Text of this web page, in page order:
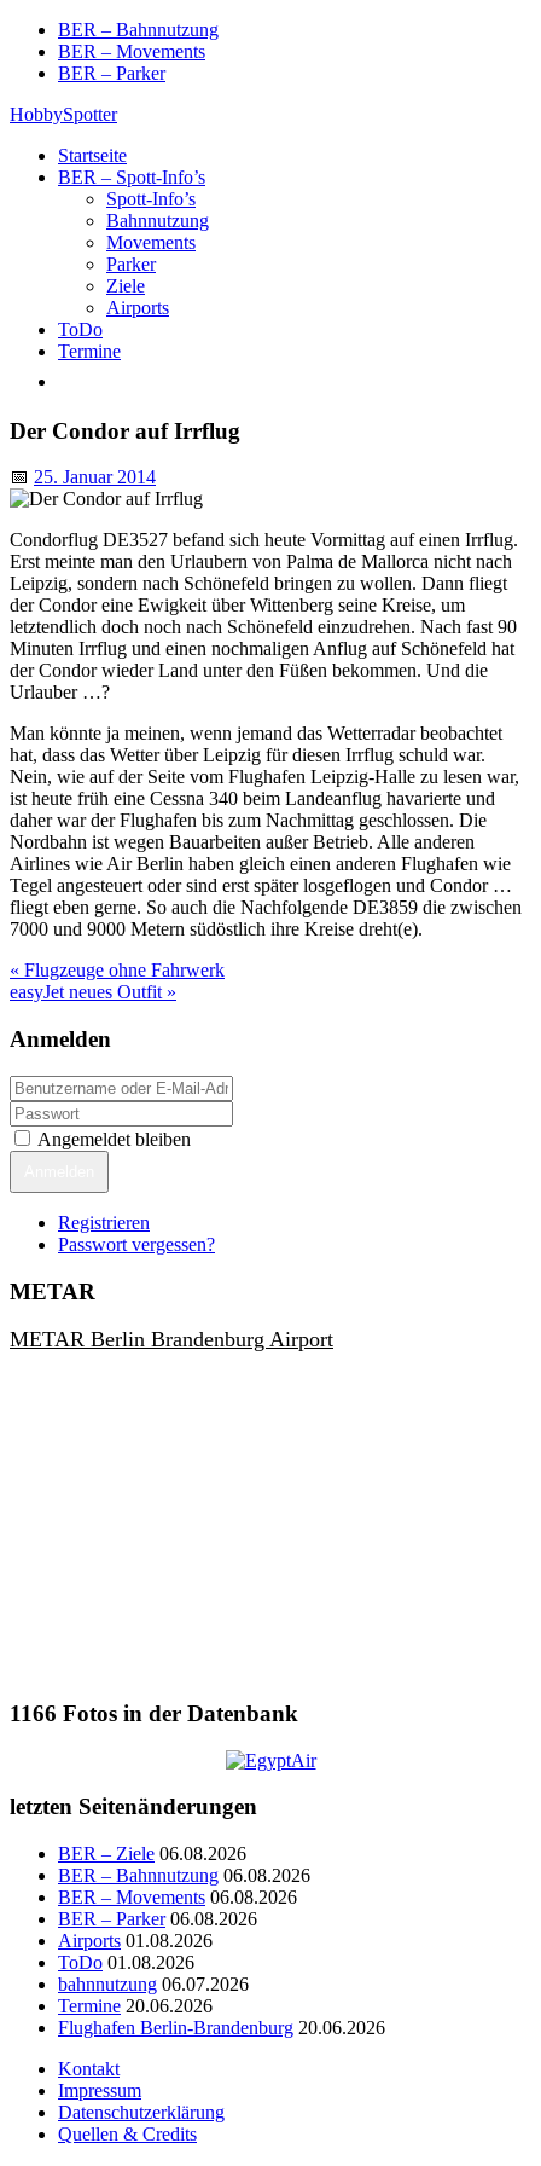
Skip
content
BER – Bahnnutzung
BER – Movements
BER – Parker
HobbySpotter
Startseite
BER – Spott-Info’s
Spott-Info’s
Bahnnutzung
Movements
Parker
Ziele
Airports
ToDo
Termine
Der Condor auf Irrflug
📅 25. Januar 2014
Condorflug DE3527 befand sich heute Vormittag auf einen Irrflug.
Erst meinte man den Urlaubern von Palma de Mallorca nicht nach
Leipzig, sondern nach Schönefeld bringen zu wollen. Dann fliegt
der Condor eine Ewigkeit über Wittenberg seine Kreise, um
letztendlich doch noch nach Schönefeld einzudrehen. Nach fast 90
Minuten Irrflug und einen nochmaligen Anflug auf Schönefeld hat
der Condor wieder Land unter den Füßen bekommen. Und die
Urlauber …?
Man könnte ja meinen, wenn jemand das Wetterradar beobachtet
hat, dass das Wetter über Leipzig für diesen Irrflug schuld war.
Nein, wie auf der Seite vom Flughafen Leipzig-Halle zu lesen war,
ist heute früh eine Cessna 340 beim Landeanflug havarierte und
daher war der Flughafen bis zum Nachmittag geschlossen. Die
Nordbahn ist wegen Bauarbeiten außer Betrieb. Alle anderen
Airlines wie Air Berlin haben gleich einen anderen Flughafen wie
Tegel angesteuert oder sind erst später losgeflogen und Condor …
fliegt eben gerne. So auch die Nachfolgende DE3859 die zwischen
7000 und 9000 Metern südöstlich ihre Kreise dreht(e).
Beitragsnavigation
« Flugzeuge ohne Fahrwerk
easyJet neues Outfit »
Anmelden
Angemeldet bleiben
Registrieren
Passwort vergessen?
METAR
METAR Berlin Brandenburg Airport
1166 Fotos in der Datenbank
letzten Seitenänderungen
BER – Ziele 06.08.2026
BER – Bahnnutzung 06.08.2026
BER – Movements 06.08.2026
BER – Parker 06.08.2026
Airports 01.08.2026
ToDo 01.08.2026
bahnnutzung 06.07.2026
Termine 20.06.2026
Flughafen Berlin-Brandenburg 20.06.2026
Kontakt
Impressum
Datenschutzerklärung
Quellen & Credits